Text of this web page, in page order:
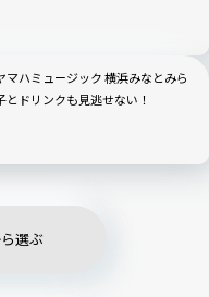
マハミュージック 横浜みなとみら
ドリンクも見逃せない！
選ぶ